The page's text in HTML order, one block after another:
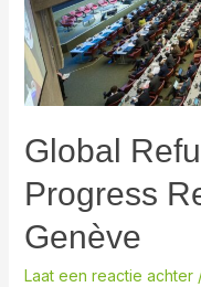
Global
Progress
Genève
Laat een reactie achter
in
Genève